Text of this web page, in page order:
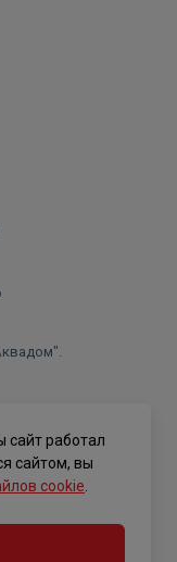
сайт работал
сайтом, вы
cookie